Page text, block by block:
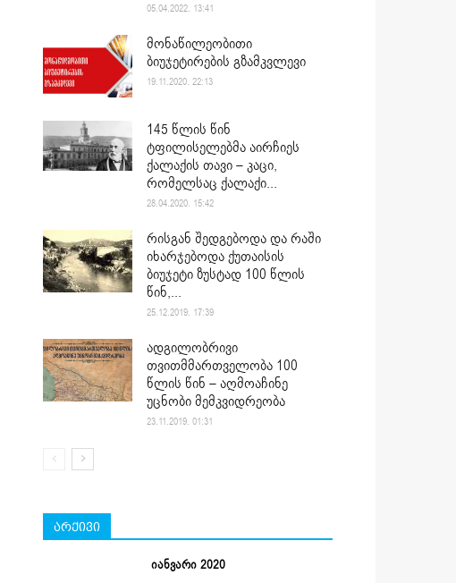
05.04.2022. 13:41
მონაწილეობითი
ბიუჯეტირების გზამკვლევი
19.11.2020. 22:13
145 წლის წინ
ტფილისელებმა აირჩიეს
ქალაქის თავი – კაცი,
რომელსაც ქალაქი...
28.04.2020. 15:42
რისგან შედგებოდა და რაში
იხარჯებოდა ქუთაისის
ბიუჯეტი ზუსტად 100 წლის
წინ,...
25.12.2019. 17:39
ადგილობრივი
თვითმმართველობა 100
წლის წინ – აღმოაჩინე
უცნობი მემკვიდრეობა
23.11.2019. 01:31
არქივი
იანვარი 2020